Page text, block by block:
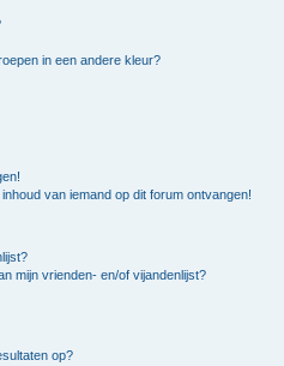
in een andere kleur?
van iemand op dit forum ontvangen!
mijn vrienden- en/of vijandenlijst?
op?